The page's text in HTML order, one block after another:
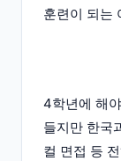
훈련이 되는
4학년에 해
들지만 한국
컬 면접 등